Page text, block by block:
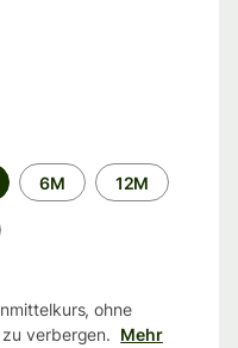
6M 12M
ohne
verbergen. Mehr